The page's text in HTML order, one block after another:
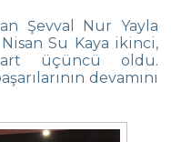
Şampiyonu
Şevval Nur Yayla
Su Kaya ikinci,
üçüncü oldu.
devamını